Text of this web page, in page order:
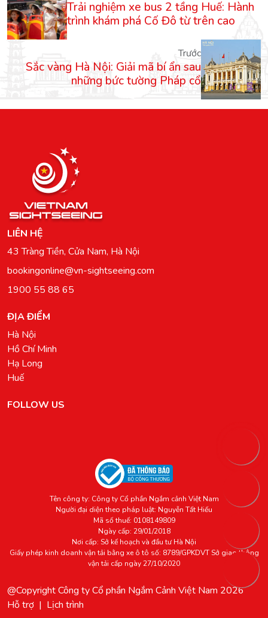
Trải nghiệm xe bus 2 tầng Huế: Hành
trình khám phá Cố Đô từ trên cao
Trước
Sắc vàng Hà Nội: Giải mã bí ẩn sau
những bức tường Pháp cổ
LIÊN HỆ
43 Tràng Tiền, Cửa Nam, Hà Nội
bookingonline@vn-sightseeing.com
1900 55 88 65
ĐỊA ĐIỂM
Hà Nội
Hồ Chí Minh
Hạ Long
Huế
FOLLOW US
Tên công ty: Công ty Cổ phần Ngắm cảnh Việt Nam
Người đại diện theo pháp luật: Nguyễn Tất Hiếu
Mã số thuế: 0108149809
Ngày cấp: 29/01/2018
Nơi cấp: Sở kế hoạch và đầu tư Hà Nội
Giấy phép kinh doanh vận tải bằng xe ô tô số: 8789/GPKDVT Sở giao thông
vận tải cấp ngày 27/10/2020
@CopyrightCông ty Cổ phần Ngắm Cảnh Việt Nam 2026
Hỗ trợ | Lịch trình